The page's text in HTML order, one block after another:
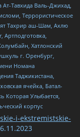
Тавхида Валь-Джихад,
Террористическое
Тахрир аш-Шам, Ахлю
Артподготовка,
Хатлонский
г. Оренбург,
Номана
Таджикистана,
ячейка, Батал-
Которая Улыбается,
корпус
i-ekstremistskie-